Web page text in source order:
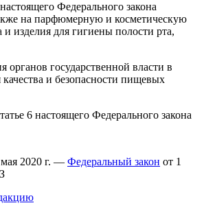
Федерального закона
на парфюмерную и косметическую
изделия для гигиены полости рта,
органов государственной власти в
качества и безопасности пищевых
6 настоящего Федерального закона
2020 г. — Федеральный закон от 1